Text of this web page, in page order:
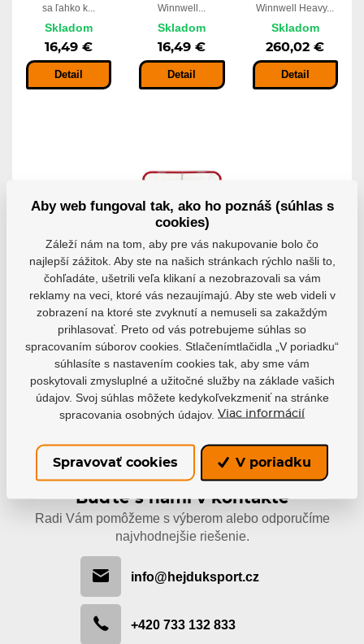
sa ľahko k...
Skladom
16,49 €
Detail
Winnwell...
Skladom
16,49 €
Detail
Winnwell Heavy...
Skladom
260,02 €
Detail
Zníženie
brvna Hejduk
Zníženie brvna je
hokejová...
Skladom
82,64 €
Detail
Terč
Puck-Back
Target
Terč Winnwell
Puck-Back Target...
Skladom
38,82 €
Detail
Buďte s nami v kontakte
Radi Vám pomôžeme s výberom alebo odporučíme
najvhodnejšie riešenie.
info@hejduksport.cz
+420 733 132 833
Aby web fungoval tak, ako ho poznáš (súhlas s
cookies)
Záleží nám na tom, aby pre vás nakupovanie bolo čo
najlepší zážitok. Aby ste na našich stránkach rýchlo našli to,
čohľadáte, ušetrili veľa klikaní a nezobrazovali sa vám
reklamy na veci, ktoré vás nezaujímajú. Aby ste web videli v
zobrazení na ktoré ste zvyknutí a nemuseli sa zakaždým
prihlasovať. Preto od vás potrebujeme súhlas so
spracovaním súborov cookies. Stlačenímtlačidla „V poriadku“
súhlasíte s nastavením cookies tak, aby sme vám
poskytovali zmysluplné a užitočné služby na základe vašich
údajov. Svoj súhlas môžete kedykoľvekzmeniť na stránke
spracovania osobných údajov. Viac informácií
Spravovať cookies V poriadku